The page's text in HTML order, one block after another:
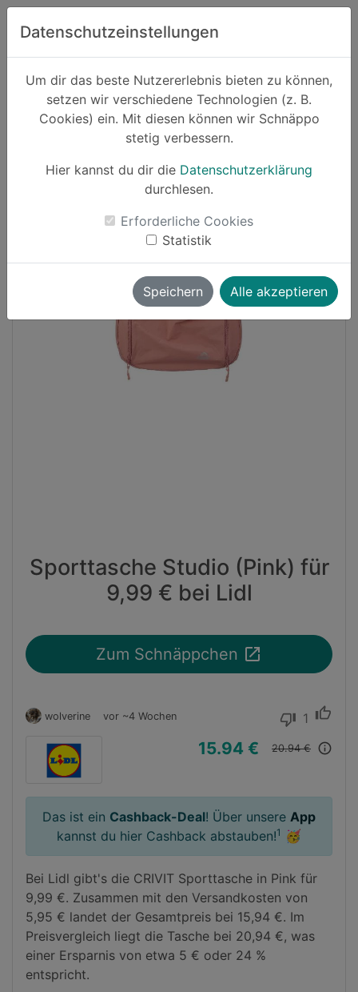
Zum Hauptinhalt springen
Datenschutzeinstellungen
Um dir das beste Nutzererlebnis bieten zu können,
setzen wir verschiedene Technologien (z. B.
Cookies) ein. Mit diesen können wir Schnäppo
stetig verbessern.
Hier kannst du dir die Datenschutzerklärung
durchlesen.
Erforderliche Cookies
Statistik
Speichern Alle akzeptieren
Suchen
Schnäppchen Sport und Freizeit
Cashback
Sporttasche Studio (Pink) für
9,99 € bei Lidl
Zum Schnäppchen launch
wolverine vor ~4 Wochen thumb_down 1 thumb_up
15.94 € 20.94 € info_outline
Das ist ein Cashback-Deal! Über unsere App
kannst du hier Cashback abstauben!1 🥳
Bei Lidl gibt's die CRIVIT Sporttasche in Pink für
9,99 €. Zusammen mit den Versandkosten von
5,95 € landet der Gesamtpreis bei 15,94 €. Im
Preisvergleich liegt die Tasche bei 20,94 €, was
einer Ersparnis von etwa 5 € oder 24 %
entspricht.